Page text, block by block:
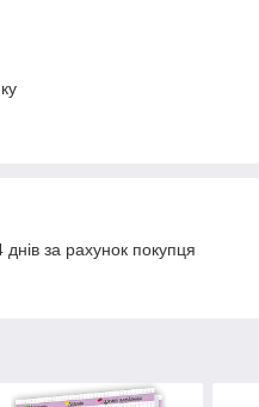
за рахунок покупця